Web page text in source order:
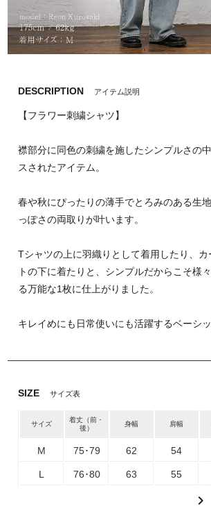
DESCRIPTION アイテム説明
【フラワー刺繍シャツ】
襟部分に同色の刺繍を施したシンプルさの
スされたアイテム。
春や秋にぴったりの薄手でとろみのある生
っぽさの両取りが叶います。
Tシャツの上に羽織りとして着用したり、カ
トの下に着たりと、シンプルだからこそ様
る万能な1枚に仕上がりました。
キレイめにも日常使いにも活躍するベーシ
SIZE サイズ表
サイズ
着丈（前・
後）
身幅 肩幅
M 75･79 62 54
L 76･80 63 55
chevron_right